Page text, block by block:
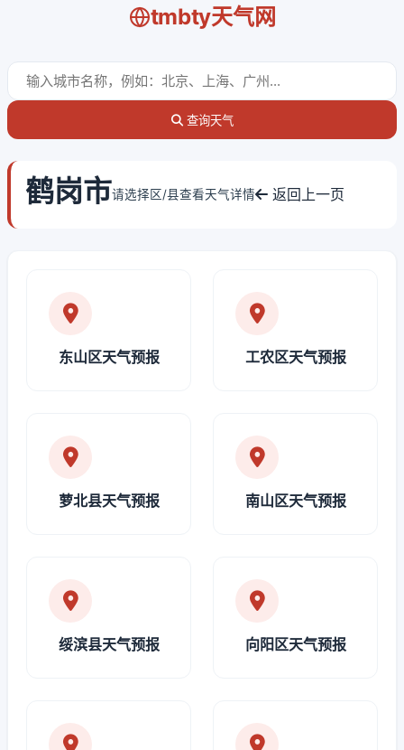
tmbty天气网
查询天气
鹤岗市请选择区/县查看天气详情 返回上一页
东山区天气预报 工农区天气预报
萝北县天气预报 南山区天气预报
绥滨县天气预报 向阳区天气预报